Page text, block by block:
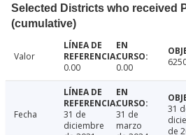
Selected Districts who received
(cumulative)
Valor
0.00
0.00
Fecha
31 de
diciembre
31 de
marzo
31
de